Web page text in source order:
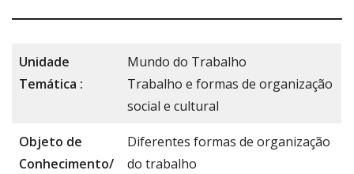
Unidade
Temática :
Mundo do Trabalho
Trabalho e formas de organização
social e cultural
Objeto de
Conhecimento/
Diferentes formas de organização
do trabalho